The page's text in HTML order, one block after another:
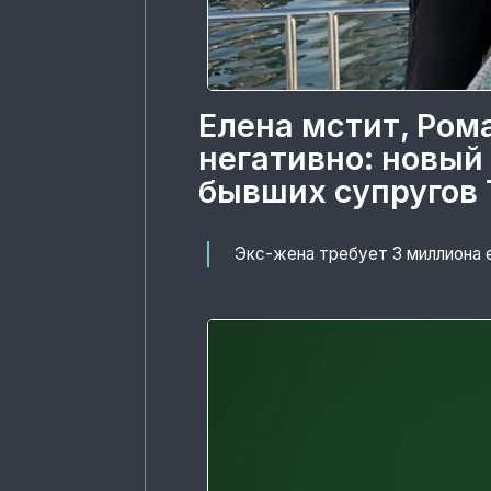
Елена мстит,
негативно:
бывших супругов
Экс-жена требует 3 миллиона